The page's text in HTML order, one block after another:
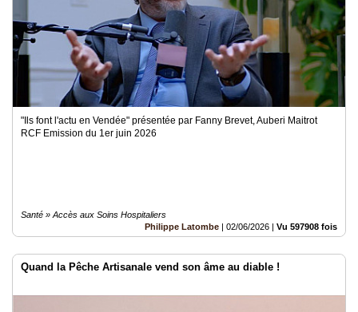
"Ils font l'actu en Vendée" présentée par Fanny Brevet, Auberi Maitrot
RCF Emission du 1er juin 2026
Santé » Accès aux Soins Hospitaliers
Philippe Latombe | 02/06/2026 | Vu 597908 fois
Quand la Pêche Artisanale vend son âme au diable !